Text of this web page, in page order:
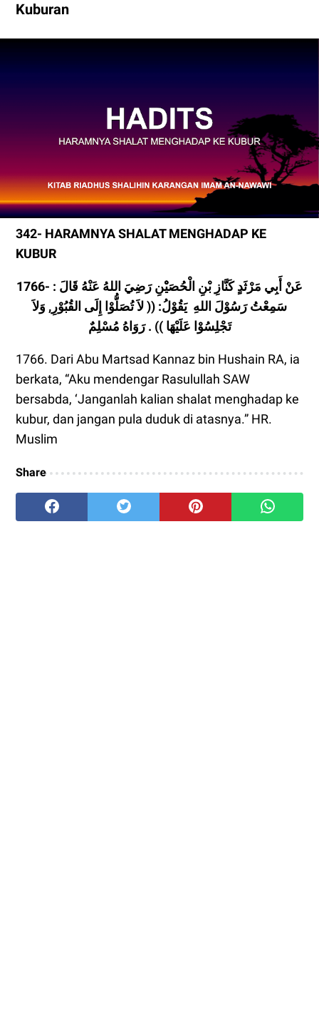
Kuburan
342- HARAMNYA SHALAT MENGHADAP KE
KUBUR
1766- عَنْ أَبِي مَرْثَدٍ كَنَّازِ بْنِ الْحُصَيْْنِ رَضِيَ اللهُ عَنْهُ قَالَ :
سَمِعْتُ رَسُوْلَ اللهِ يَقُوْلُ: (( لاَ تُصَلُّوْا إِلَى القُبُوْرِ, وَلاَ
تَجْلِسُوْا عَلَيْهَا )) . رَوَاهُ مُسْلِمٌ
1766. Dari Abu Martsad Kannaz bin Hushain RA, ia
berkata, “Aku mendengar Rasulullah SAW
bersabda, ‘Janganlah kalian shalat menghadap ke
kubur, dan jangan pula duduk di atasnya.” HR.
Muslim
Share